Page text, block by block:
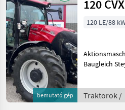
bemutató gép
120
120 LE/88
Baugleich
Multibib auf
480/65R28 +
Traktorok /